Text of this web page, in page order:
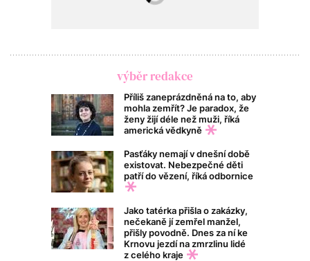
výběr redakce
Příliš zaneprázdněná na to, aby
mohla zemřít? Je paradox, že
ženy žijí déle než muži, říká
americká vědkyně
Pasťáky nemají v dnešní době
existovat. Nebezpečné děti
patří do vězení, říká odbornice
Jako tatérka přišla o zakázky,
nečekaně jí zemřel manžel,
přišly povodně. Dnes za ní ke
Krnovu jezdí na zmrzlinu lidé
z celého kraje